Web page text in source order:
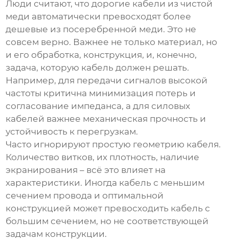
Люди считают, что дорогие кабели из чистой
меди автоматически превосходят более
дешевые из посеребренной меди. Это не
совсем верно. Важнее не только материал, но
и его обработка, конструкция, и, конечно,
задача, которую кабель должен решать.
Например, для передачи сигналов высокой
частоты критична минимизация потерь и
согласование импеданса, а для силовых
кабелей важнее механическая прочность и
устойчивость к перегрузкам.
Часто игнорируют простую геометрию кабеля.
Количество витков, их плотность, наличие
экранирования – всё это влияет на
характеристики. Иногда кабель с меньшим
сечением провода и оптимальной
конструкцией может превосходить кабель с
большим сечением, но не соответствующей
задачам конструкции.